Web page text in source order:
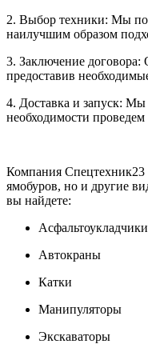
2. Выбор техники: Мы
наилучшим образом
3. Заключение
предоставив
4. Доставка и запуск:
необходимости
Компания Спецтехник23
ямобуров, но и другие
вы найдете:
Асфальтоукладчики
Автокраны
Катки
Манипуляторы
Экскаваторы